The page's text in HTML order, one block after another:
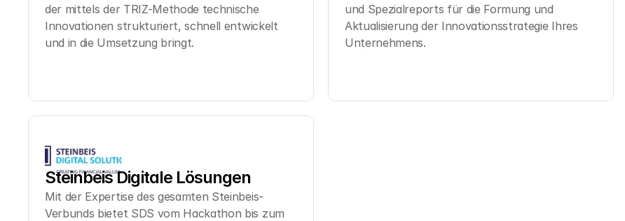
der mittels der TRIZ-Methode technische
Innovationen strukturiert, schnell entwickelt
und in die Umsetzung bringt.
und Spezialreports für die Formung und
Aktualisierung der Innovationsstrategie Ihres
Unternehmens.
Steinbeis Digitale Lösungen
Mit der Expertise des gesamten Steinbeis-
Verbunds bietet SDS vom Hackathon bis zum